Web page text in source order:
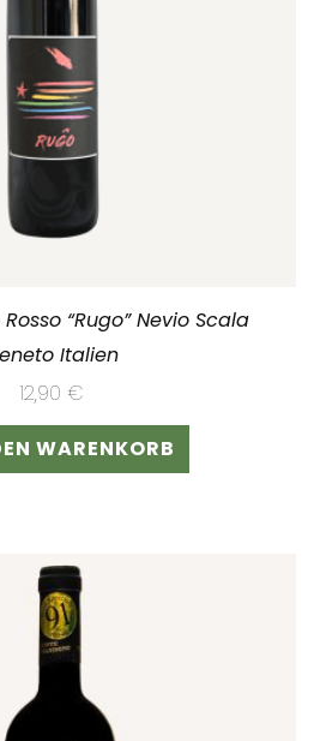
“Rugo” Nevio Scala
Italien
12,90 €
WARENKORB